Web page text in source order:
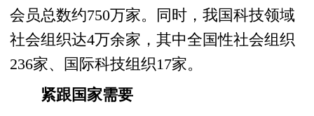
会员总数约750万家。同时，我国科技领域
社会组织达4万余家，其中全国性社会组织
236家、国际科技组织17家。
紧跟国家需要